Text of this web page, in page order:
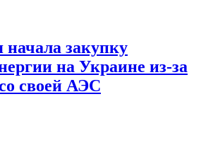
закупку
на Украине из-за
своей АЭС